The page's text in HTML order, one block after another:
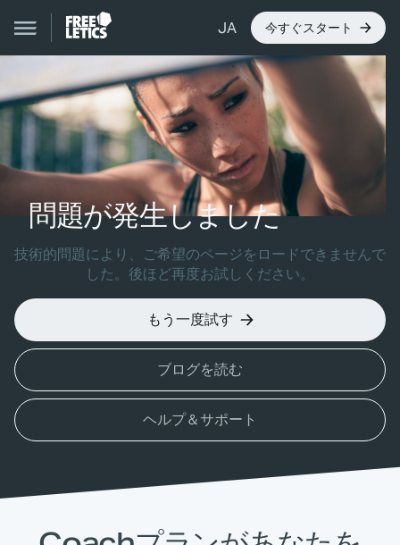
JA 今すぐスタート
問題が発生しました
技術的問題により、ご希望のページをロードできませんで
した。後ほど再度お試しください。
もう一度試す
ブログを読む
ヘルプ＆サポート